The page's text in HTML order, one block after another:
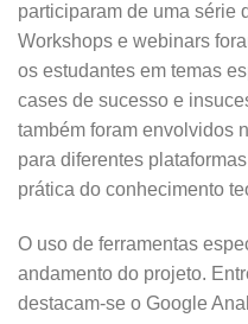
participaram de uma série
Workshops e webinars
os estudantes em temas
cases de sucesso e
também foram envolvidos
para diferentes
prática do conhecimento
O uso de ferramentas
andamento do projeto.
destacam-se o Google